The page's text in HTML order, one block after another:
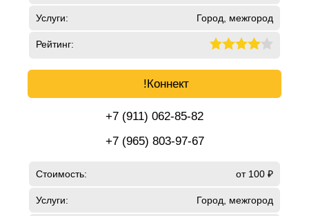
Услуги: Город, межгород
Рейтинг:
!Коннект
+7 (911) 062-85-82
+7 (965) 803-97-67
Стоимость: от 100 ₽
Услуги: Город, межгород